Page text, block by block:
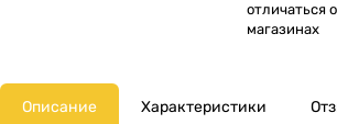
отличаться
магазинах
Описание Характеристики